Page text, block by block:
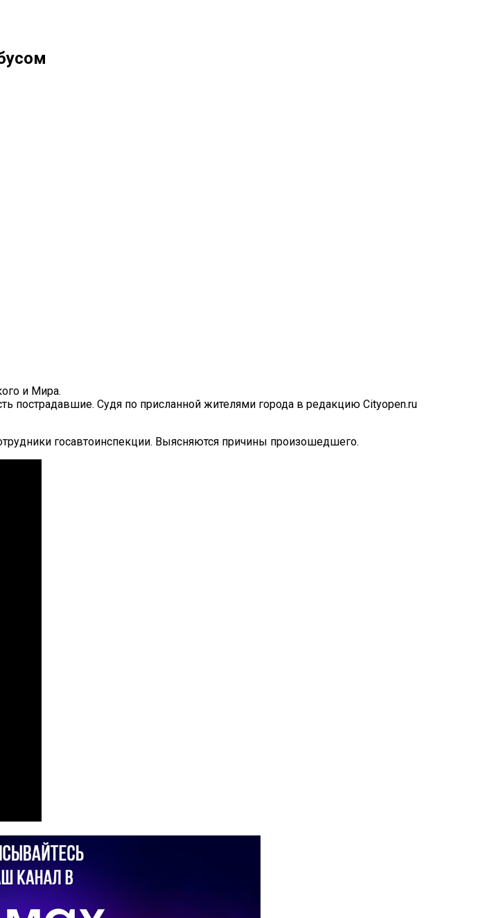
и Мира.
пострадавшие. Судя по присланной жителями города в редакцию Cityopen.ru
госавтоинспекции. Выясняются причины произошедшего.